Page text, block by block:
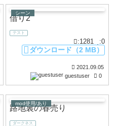
シーン
借り2
テスト
:1281 :0
2021.09.05
guestuser
0
ダウンロード（2 MB）
mod使用/あり
路地裏の春売り
ダークネス